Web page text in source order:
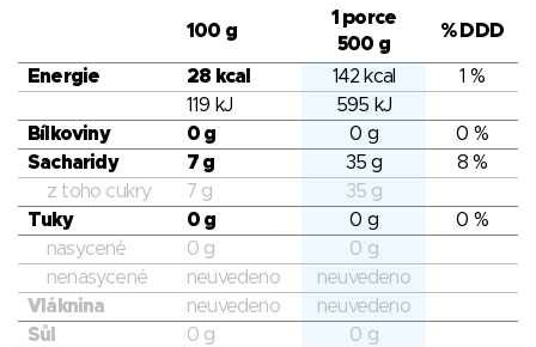
100 g
1 porce
500 g
% DDD
Energie 28 kcal 142 kcal
1 %
119 kJ
595 kJ
Bílkoviny
0 g 0 g
0 %
Sacharidy
7 g 35 g
8 %
z toho cukry
7 g
35 g
Tuky
0 g 0 g
0 %
nasycené
0 g
0 g
nenasycené
neuvedeno
neuvedeno
Vláknina
neuvedeno
neuvedeno
Sůl
0 g 0 g